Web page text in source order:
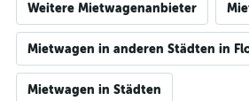
Weitere Mietwagenanbieter
Mietwagen in anderen Städten in
Mietwagen in Städten